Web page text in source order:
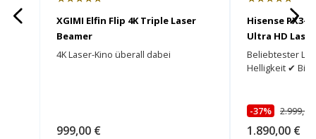
XGIMI Elfin Flip 4K Triple Laser
Beamer
4K Laser-Kino überall dabei
999,00 €
Hisense PX3-
Ultra HD
Beliebtester
Helligkeit ✔ Bis
-37% 2.999,00
1.890,00 €